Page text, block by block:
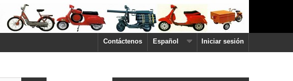
Iniciar sesión
Español
Contáctenos